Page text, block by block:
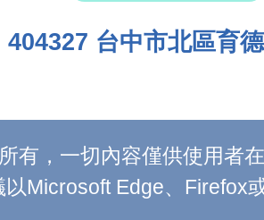
404327 台中市北區育
有，一切內容僅供使用者
Microsoft Edge、Firefox